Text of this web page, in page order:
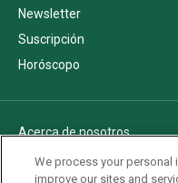
Newsletter
Suscripción
Horóscopo
Acerca de nosotros
Politica de privacidad
We process your personal
improve our sites and